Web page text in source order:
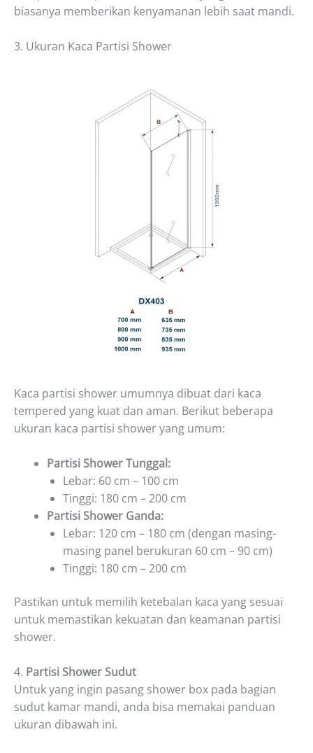
biasanya memberikan kenyamanan lebih saat mandi.
3. Ukuran Kaca Partisi Shower
Kaca partisi shower umumnya dibuat dari kaca
tempered yang kuat dan aman. Berikut beberapa
ukuran kaca partisi shower yang umum:
Partisi Shower Tunggal:
Lebar: 60 cm – 100 cm
Tinggi: 180 cm – 200 cm
Partisi Shower Ganda:
Lebar: 120 cm – 180 cm (dengan masing-
masing panel berukuran 60 cm – 90 cm)
Tinggi: 180 cm – 200 cm
Pastikan untuk memilih ketebalan kaca yang sesuai
untuk memastikan kekuatan dan keamanan partisi
shower.
4. Partisi Shower Sudut
Untuk yang ingin pasang shower box pada bagian
sudut kamar mandi, anda bisa memakai panduan
ukuran dibawah ini.